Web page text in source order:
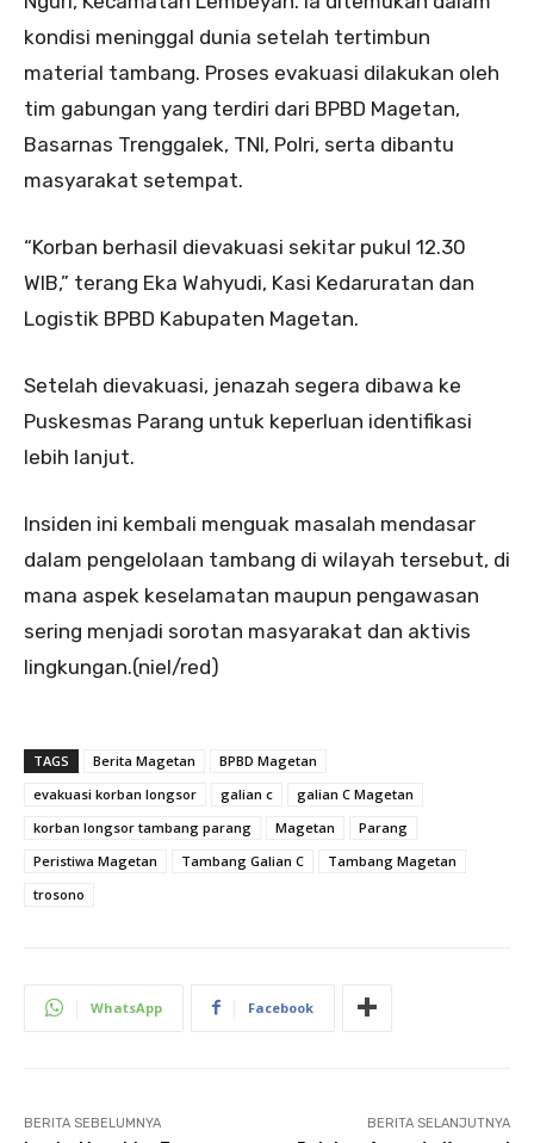
kondisi meninggal dunia setelah tertimbun
material tambang. Proses evakuasi dilakukan oleh
tim gabungan yang terdiri dari BPBD Magetan,
Basarnas Trenggalek, TNI, Polri, serta dibantu
masyarakat setempat.
“Korban berhasil dievakuasi sekitar pukul 12.30
WIB,” terang Eka Wahyudi, Kasi Kedaruratan dan
Logistik BPBD Kabupaten Magetan.
Setelah dievakuasi, jenazah segera dibawa ke
Puskesmas Parang untuk keperluan identifikasi
lebih lanjut.
Insiden ini kembali menguak masalah mendasar
dalam pengelolaan tambang di wilayah tersebut, di
mana aspek keselamatan maupun pengawasan
sering menjadi sorotan masyarakat dan aktivis
lingkungan.(niel/red)
TAGS Berita Magetan
BPBD Magetan
evakuasi korban longsor
galian c
galian C Magetan
korban longsor tambang parang
Magetan
Parang
Peristiwa Magetan
Tambang Galian C
Tambang Magetan
trosono
WhatsApp Facebook
BERITA SEBELUMNYA BERITA SELANJUTNYA